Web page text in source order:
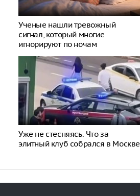
Ученые нашли тревожный
сигнал, который многие
игнорируют по ночам
Уже не стесняясь. Что за
элитный клуб собрался в Москве